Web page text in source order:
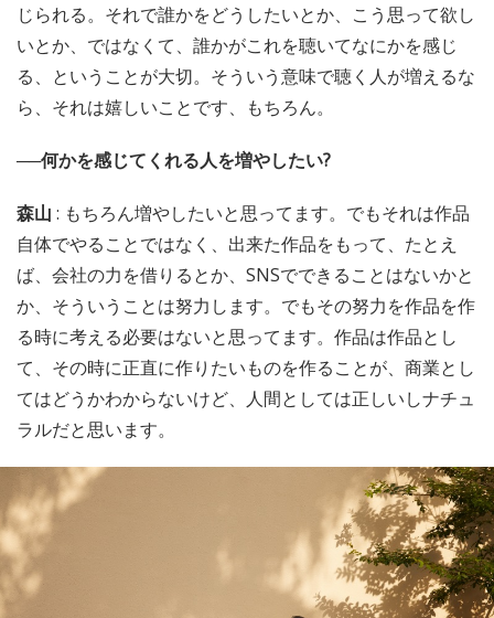
じられる。それで誰かをどうしたいとか、こう思って欲し
いとか、ではなくて、誰かがこれを聴いてなにかを感じ
る、ということが大切。そういう意味で聴く人が増えるな
ら、それは嬉しいことです、もちろん。
──何かを感じてくれる人を増やしたい?
森山 : もちろん増やしたいと思ってます。でもそれは作品
自体でやることではなく、出来た作品をもって、たとえ
ば、会社の力を借りるとか、SNSでできることはないかと
か、そういうことは努力します。でもその努力を作品を作
る時に考える必要はないと思ってます。作品は作品とし
て、その時に正直に作りたいものを作ることが、商業とし
てはどうかわからないけど、人間としては正しいしナチュ
ラルだと思います。